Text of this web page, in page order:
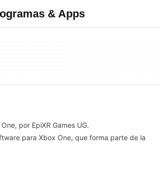
& Apps
por EpiXR Games UG.
para Xbox One, que forma parte de la